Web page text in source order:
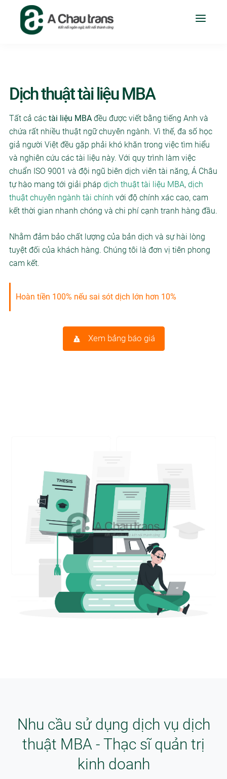
Dịch thuật tài liệu MBA
Tất cả các tài liệu MBAđều được viết bằng tiếng Anh và
chứa rất nhiều thuật ngữ chuyên ngành. Vì thế, đa số học
giả người Việt đều gặp phải khó khăn trong việc tìm hiểu
và nghiên cứu các tài liệu này. Với quy trình làm việc
chuẩn ISO 9001 và đội ngũ biên dịch viên tài năng, Á Châu
tự hào mang tới giải pháp dịch thuật tài liệu MBA, dịch
thuật chuyên ngành tài chính với độ chính xác cao, cam
kết thời gian nhanh chóng và chi phí cạnh tranh hàng đầu.
Nhằm đảm bảo chất lượng của bản dịch và sự hài lòng
tuyệt đối của khách hàng. Chúng tôi là đơn vị tiên phong
cam kết.
Hoàn tiền 100% nếu sai sót dịch lớn hơn 10%
Xem bảng báo giá
Nhu cầu sử dụng dịch vụ dịch
thuật MBA - Thạc sĩ quản trị
kinh doanh